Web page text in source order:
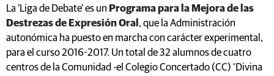
La 'Liga de Debate' es un Programa para la Mejora de las
Destrezas de Expresión Oral , que la Administración
autonómica ha puesto en marcha con carácter experimental,
para el curso 2016-2017. Un total de 32 alumnos de cuatro
centros de la Comunidad -el Colegio Concertado (CC) ‘Divina